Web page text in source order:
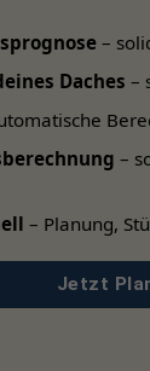
–
Daches –
–
– Planung,
Jetzt